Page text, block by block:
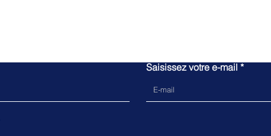
Saisissez votre e-mail